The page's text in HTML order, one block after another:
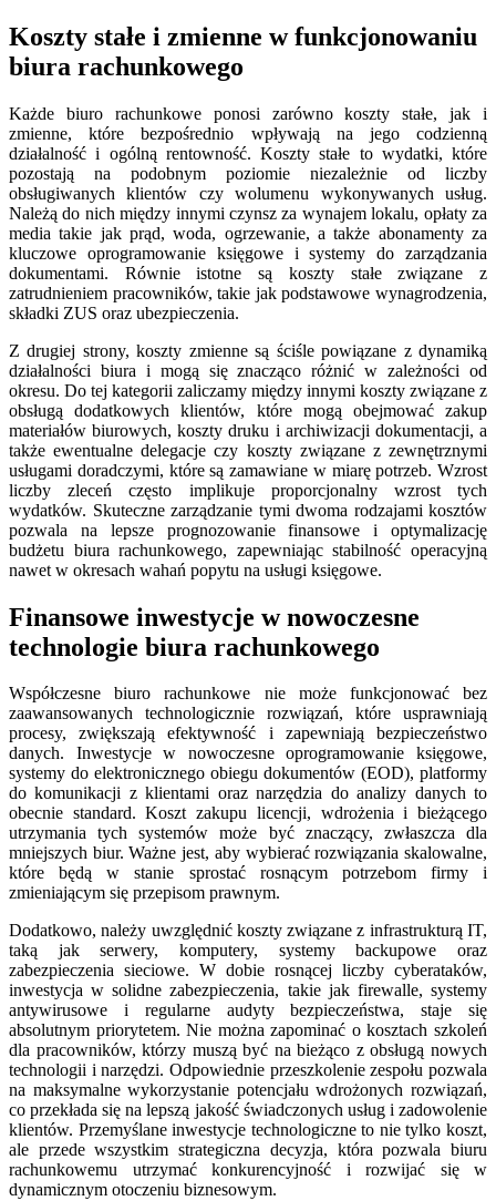
Koszty stałe i zmienne w funkcjonowaniu
biura rachunkowego
Każde biuro rachunkowe ponosi zarówno koszty stałe, jak i
zmienne, które bezpośrednio wpływają na jego codzienną
działalność i ogólną rentowność. Koszty stałe to wydatki, które
pozostają na podobnym poziomie niezależnie od liczby
obsługiwanych klientów czy wolumenu wykonywanych usług.
Należą do nich między innymi czynsz za wynajem lokalu, opłaty za
media takie jak prąd, woda, ogrzewanie, a także abonamenty za
kluczowe oprogramowanie księgowe i systemy do zarządzania
dokumentami. Równie istotne są koszty stałe związane z
zatrudnieniem pracowników, takie jak podstawowe wynagrodzenia,
składki ZUS oraz ubezpieczenia.
Z drugiej strony, koszty zmienne są ściśle powiązane z dynamiką
działalności biura i mogą się znacząco różnić w zależności od
okresu. Do tej kategorii zaliczamy między innymi koszty związane z
obsługą dodatkowych klientów, które mogą obejmować zakup
materiałów biurowych, koszty druku i archiwizacji dokumentacji, a
także ewentualne delegacje czy koszty związane z zewnętrznymi
usługami doradczymi, które są zamawiane w miarę potrzeb. Wzrost
liczby zleceń często implikuje proporcjonalny wzrost tych
wydatków. Skuteczne zarządzanie tymi dwoma rodzajami kosztów
pozwala na lepsze prognozowanie finansowe i optymalizację
budżetu biura rachunkowego, zapewniając stabilność operacyjną
nawet w okresach wahań popytu na usługi księgowe.
Finansowe inwestycje w nowoczesne
technologie biura rachunkowego
Współczesne biuro rachunkowe nie może funkcjonować bez
zaawansowanych technologicznie rozwiązań, które usprawniają
procesy, zwiększają efektywność i zapewniają bezpieczeństwo
danych. Inwestycje w nowoczesne oprogramowanie księgowe,
systemy do elektronicznego obiegu dokumentów (EOD), platformy
do komunikacji z klientami oraz narzędzia do analizy danych to
obecnie standard. Koszt zakupu licencji, wdrożenia i bieżącego
utrzymania tych systemów może być znaczący, zwłaszcza dla
mniejszych biur. Ważne jest, aby wybierać rozwiązania skalowalne,
które będą w stanie sprostać rosnącym potrzebom firmy i
zmieniającym się przepisom prawnym.
Dodatkowo, należy uwzględnić koszty związane z infrastrukturą IT,
taką jak serwery, komputery, systemy backupowe oraz
zabezpieczenia sieciowe. W dobie rosnącej liczby cyberataków,
inwestycja w solidne zabezpieczenia, takie jak firewalle, systemy
antywirusowe i regularne audyty bezpieczeństwa, staje się
absolutnym priorytetem. Nie można zapominać o kosztach szkoleń
dla pracowników, którzy muszą być na bieżąco z obsługą nowych
technologii i narzędzi. Odpowiednie przeszkolenie zespołu pozwala
na maksymalne wykorzystanie potencjału wdrożonych rozwiązań,
co przekłada się na lepszą jakość świadczonych usług i zadowolenie
klientów. Przemyślane inwestycje technologiczne to nie tylko koszt,
ale przede wszystkim strategiczna decyzja, która pozwala biuru
rachunkowemu utrzymać konkurencyjność i rozwijać się w
dynamicznym otoczeniu biznesowym.